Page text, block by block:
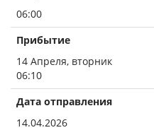
06:00
Прибытие
14 Апреля, вторник
06:10
Дата отправления
14.04.2026